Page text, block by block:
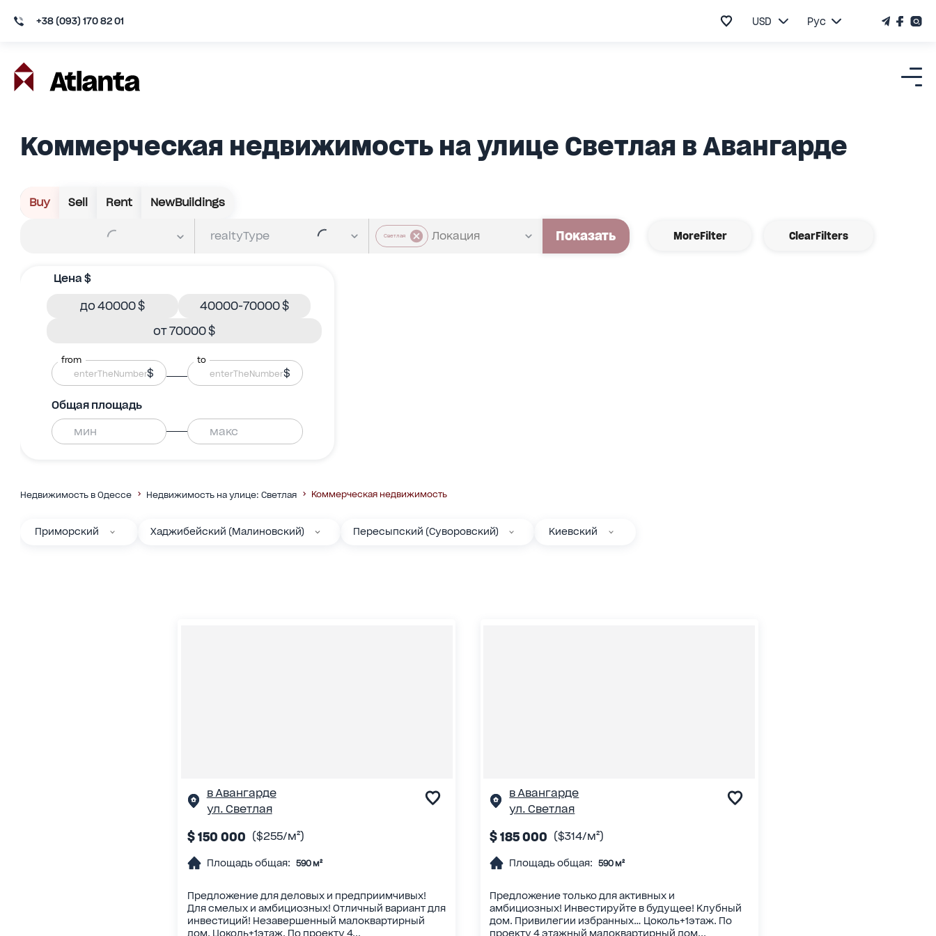
+38 (093) 170 82 01 USD Рус
Коммерческая недвижимость на улице Светлая в Авангарде
Buy Sell Rent NewBuildings
Светлая Показать MoreFilter ClearFilters
Цена $
до 40000 $
40000-70000 $
от 70000 $
from
$
to
$
Общая площадь
Недвижимость в Одессе Недвижимость на улице: Светлая Коммерческая недвижимость
Приморский Хаджибейский (Малиновский) Пересыпский (Суворовский) Киевский
в Авангарде
ул. Светлая
$ 150 000 ($255/м²)
Площадь общая: 590 м²
Предложение для деловых и предприимчивых!
Для смелых и амбициозных! Отличный вариант для
инвестиций! Незавершенный малоквартирный
дом. Цоколь+1этаж. По проекту 4...
в Авангарде
ул. Светлая
$ 185 000 ($314/м²)
Площадь общая: 590 м²
Предложение только для активных и
амбициозных! Инвестируйте в будущее! Клубный
дом. Привилегии избранных… Цоколь+1этаж. По
проекту 4 этажный малоквартирный дом...